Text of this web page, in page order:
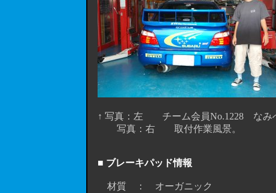
↑ 写真：左 チーム会員No.1228 なみ
写真：右 取付作業風景。
■ ブレーキパッド情報
材質 ： オーガニック